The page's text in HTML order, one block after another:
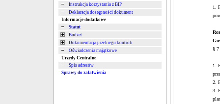
Instrukcja korzystania z BIP
Deklaracja dostępności dokument
Informacje dodatkowe
Statut
Budżet
Dokumentacja przebiegu kontroli
Oświadczenia majątkowe
Urzędy Centralne
Spis adresów
Sprawy do załatwienia
1.
§ 7
1.
2.
3.